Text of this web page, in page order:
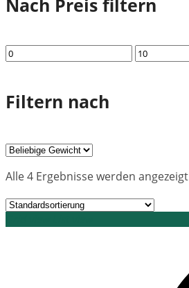
Nach Preis filtern
Min.
Preis
Max.
Preis
Filtern nach
Alle 4 Ergebnisse werden angezeigt